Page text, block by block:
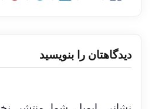
دیدگاهتان را بنویسید